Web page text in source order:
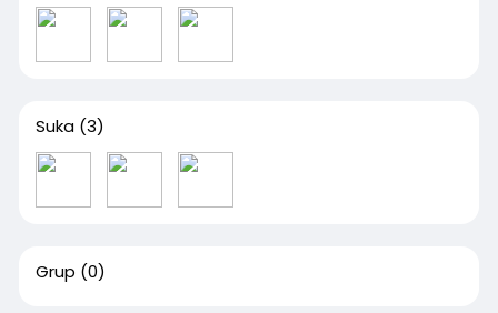
Suka (3)
Grup (0)